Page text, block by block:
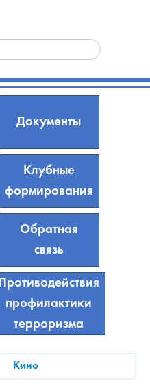
Документы
Клубные
формирования
Обратная
связь
Противодействия
профилактики
терроризма
Кино